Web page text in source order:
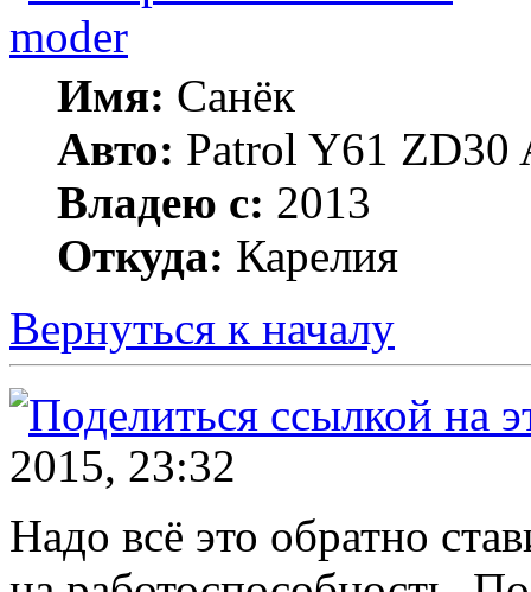
moder
Имя: Санёк
Авто: Patrol Y61 ZD30
Владею с: 2013
Откуда: Карелия
Вернуться к началу
2015, 23:32
Надо всё это обратно